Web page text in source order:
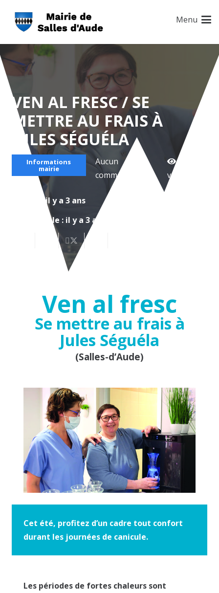
Menu
VEN AL FRESC / SE
METTRE AU FRAIS À
JULES SÉGUÉLA
Informations
mairie
Aucun
commentaire
vue
Créé le :il y a 3 ans
Mis à jour le : il y a 3 ans
Ven al fresc
Se mettre au frais à
Jules Séguéla
(Salles-d’Aude)
Cet été, profitez d’un cadre tout confort
durant les journées de canicule.
Les périodes de fortes chaleurs sont